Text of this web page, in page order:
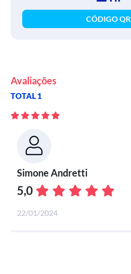
CÓDIGO QR
Avaliações
TOTAL 1
Simone Andretti
5,0
22/01/2024